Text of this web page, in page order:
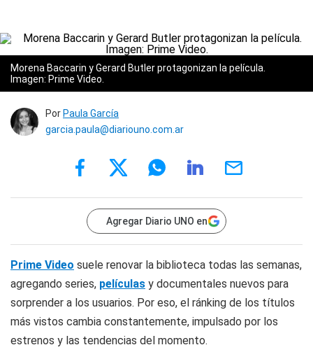
Morena Baccarin y Gerard Butler protagonizan la película.
Imagen: Prime Video.
Por Paula García
garcia.paula@diariouno.com.ar
Agregar Diario UNO en
Prime Video suele renovar la biblioteca todas las semanas,
agregando series, películas y documentales nuevos para
sorprender a los usuarios. Por eso, el ránking de los títulos
más vistos cambia constantemente, impulsado por los
estrenos y las tendencias del momento.